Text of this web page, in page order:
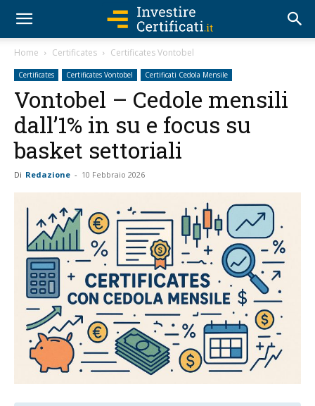
Home Certificates Certificates Vontobel
Certificates Certificates Vontobel Certificati Cedola Mensile
Vontobel – Cedole mensili
dall’1% in su e focus su
basket settoriali
Di Redazione - 10 Febbraio 2026